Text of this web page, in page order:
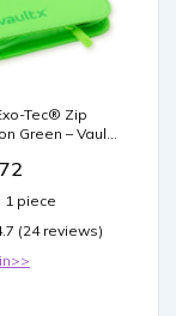
Tec® Zip
Green – Vault
1 piece
(24 reviews)